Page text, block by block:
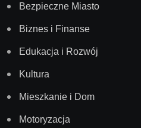
Bezpieczne Miasto
Biznes i Finanse
Edukacja i Rozwój
Kultura
Mieszkanie i Dom
Motoryzacja